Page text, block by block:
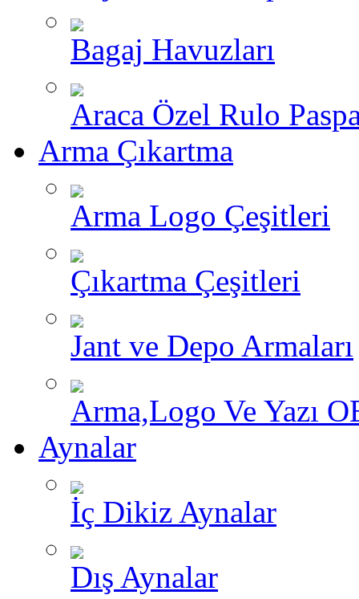
Bagaj Havuzları
Araca Özel Rulo
Arma Çıkartma
Arma Logo Çeşitleri
Çıkartma Çeşitleri
Jant ve Depo Armaları
Arma,Logo Ve Yazı
Aynalar
İç Dikiz Aynalar
Dış Aynalar